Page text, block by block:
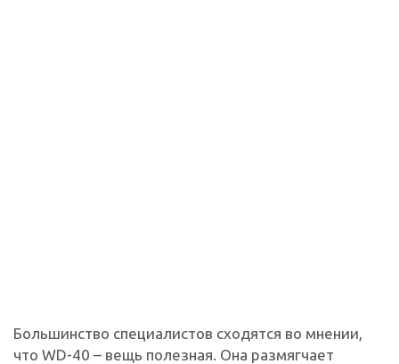
Большинство специалистов сходятся во мнении,
что WD-40 – вещь полезная. Она размягчает